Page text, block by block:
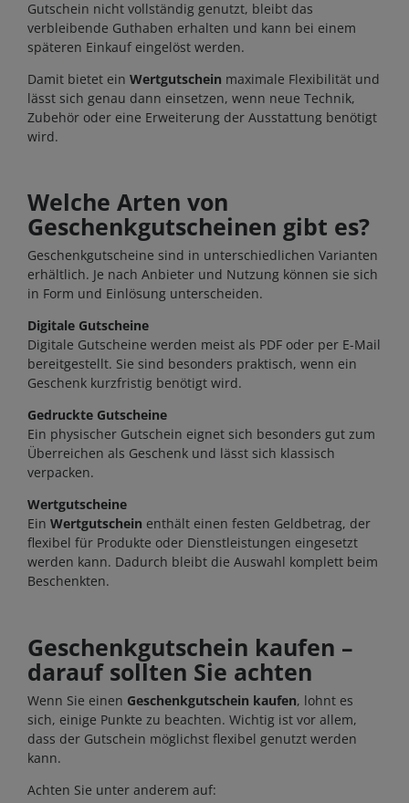
Gutschein nicht vollständig genutzt, bleibt das
verbleibende Guthaben erhalten und kann bei einem
späteren Einkauf eingelöst werden.
Damit bietet ein Wertgutschein maximale Flexibilität und
lässt sich genau dann einsetzen, wenn neue Technik,
Zubehör oder eine Erweiterung der Ausstattung benötigt
wird.
Welche Arten von
Geschenkgutscheinen gibt es?
Geschenkgutscheine sind in unterschiedlichen Varianten
erhältlich. Je nach Anbieter und Nutzung können sie sich
in Form und Einlösung unterscheiden.
Digitale Gutscheine
Digitale Gutscheine werden meist als PDF oder per E-Mail
bereitgestellt. Sie sind besonders praktisch, wenn ein
Geschenk kurzfristig benötigt wird.
Gedruckte Gutscheine
Ein physischer Gutschein eignet sich besonders gut zum
Überreichen als Geschenk und lässt sich klassisch
verpacken.
Wertgutscheine
Ein Wertgutschein enthält einen festen Geldbetrag, der
flexibel für Produkte oder Dienstleistungen eingesetzt
werden kann. Dadurch bleibt die Auswahl komplett beim
Beschenkten.
Geschenkgutschein kaufen –
darauf sollten Sie achten
Wenn Sie einen Geschenkgutschein kaufen, lohnt es
sich, einige Punkte zu beachten. Wichtig ist vor allem,
dass der Gutschein möglichst flexibel genutzt werden
kann.
Achten Sie unter anderem auf: